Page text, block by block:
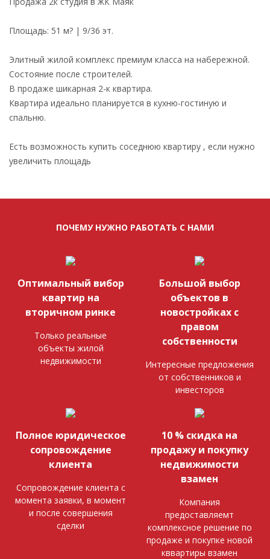
Площадь: 51 м? | 9/36 эт.
Элитный жилой комплекс премиум класса на набережной.
Состояние после строителей.
В продаже шикарная 2-к квартира.
Квартира идеально планируется в кухню-гостиную и
спальню.
Есть возможность купить соседнюю квартиру , если нужно
увеличить площадь
ПОЧЕМУ НУЖНО РАБОТАТЬ С НАМИ
Оптимальный вибор
квартир на
вторичном ринке
Только реальные
объекты жилой
недвижимости
Большой выбор
объектов в
новостройках с
правом
собственности
Интересные предложения
от собственников и
инвесторов
Полное юридическое
сопровождение
клиента
Сопровождение клиента с
момента заявки, в момент
и после совершения
сделки
10 % скидка на
продажу и покупку
недвижимости
взамен
Компания
предоставляемт
комплексное решение по
продаже и покупке новой
кввартиры взамен